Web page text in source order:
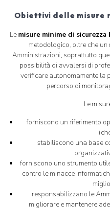
Obiettivi delle misure
Le misure minime di sicurezza
metodologico, oltre che
Amministrazioni, soprattutto
possibilità di avvalersi di
verificare autonomamente la
percorso di
Le
forniscono un riferimento
stabiliscono una base
forniscono uno strumento
contro le minacce
responsabilizzano le
migliorare e mantenere